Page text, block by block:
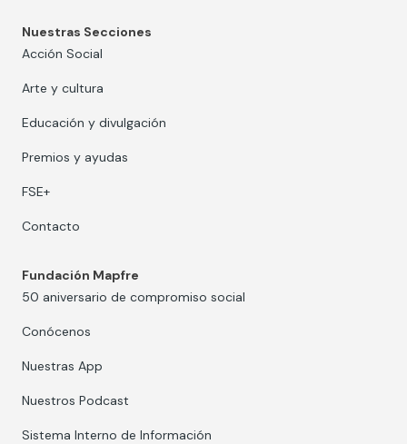
Nuestras Secciones
Acción Social
Arte y cultura
Educación y divulgación
Premios y ayudas
FSE+
Contacto
Fundación Mapfre
50 aniversario de compromiso social
Conócenos
Nuestras App
Nuestros Podcast
Sistema Interno de Información